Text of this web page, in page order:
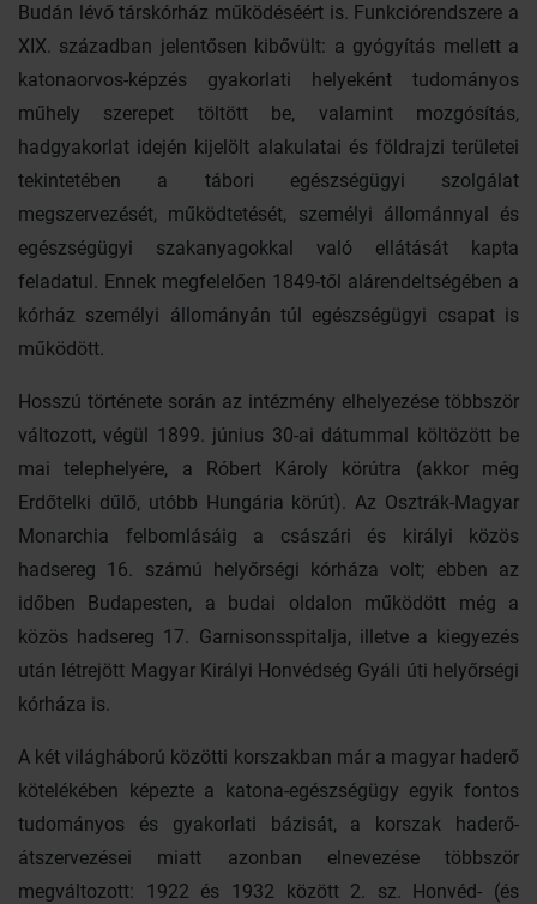
Budán lévő társkórház működéséért is. Funkciórendszere a
XIX. században jelentősen kibővült: a gyógyítás mellett a
katonaorvos-képzés gyakorlati helyeként tudományos
műhely szerepet töltött be, valamint mozgósítás,
hadgyakorlat idején kijelölt alakulatai és földrajzi területei
tekintetében a tábori egészségügyi szolgálat
megszervezését, működtetését, személyi állománnyal és
egészségügyi szakanyagokkal való ellátását kapta
feladatul. Ennek megfelelően 1849-től alárendeltségében a
kórház személyi állományán túl egészségügyi csapat is
működött.
Hosszú története során az intézmény elhelyezése többször
változott, végül 1899. június 30-ai dátummal költözött be
mai telephelyére, a Róbert Károly körútra (akkor még
Erdőtelki dűlő, utóbb Hungária körút). Az Osztrák-Magyar
Monarchia felbomlásáig a császári és királyi közös
hadsereg 16. számú helyőrségi kórháza volt; ebben az
időben Budapesten, a budai oldalon működött még a
közös hadsereg 17. Garnisonsspitalja, illetve a kiegyezés
után létrejött Magyar Királyi Honvédség Gyáli úti helyőrségi
kórháza is.
A két világháború közötti korszakban már a magyar haderő
kötelékében képezte a katona-egészségügy egyik fontos
tudományos és gyakorlati bázisát, a korszak haderő-
átszervezései miatt azonban elnevezése többször
megváltozott: 1922 és 1932 között 2. sz. Honvéd- (és